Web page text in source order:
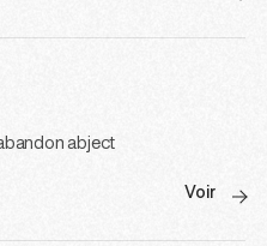
abject
Voir